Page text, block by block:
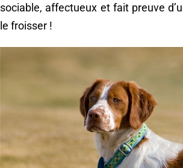
sociable, affectueux et fait preuve
le froisser !